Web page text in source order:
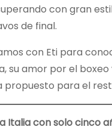
con gran
de final.
con Eti para
su amor por el
propuesto para el
Italia con solo cinco